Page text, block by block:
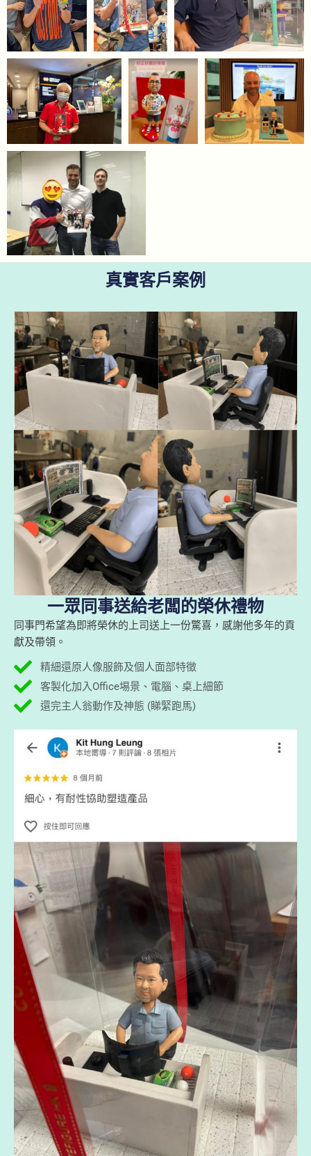
真實客戶案例
一眾同事送給老闆的榮休禮物
同事門希望為即將榮休的上司送上一份驚喜，感謝他多年的貢
獻及帶領。
精細還原人像服飾及個人面部特徵
客製化加入Office埸景、電腦、桌上細節
還完主人翁動作及神態 (睇緊跑馬)